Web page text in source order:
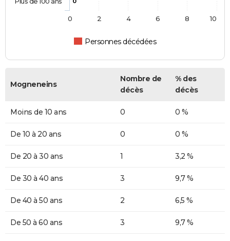
Personnes décédées
0 2 4 6 8 10
Mogneneins
Nombre de
décès
% des
décès
Moins de 10 ans 0 0 %
De 10 à 20 ans 0 0 %
De 20 à 30 ans 1 3,2 %
De 30 à 40 ans 3 9,7 %
De 40 à 50 ans 2 6,5 %
De 50 à 60 ans 3 9,7 %